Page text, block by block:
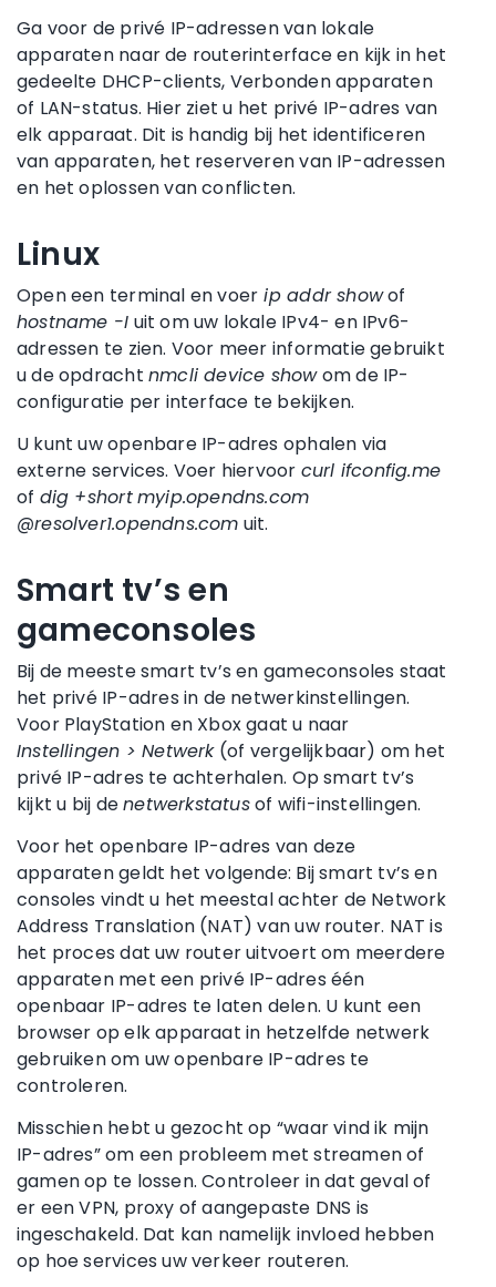
Ga voor de privé IP-adressen van lokale
apparaten naar de routerinterface en kijk in het
gedeelte DHCP-clients, Verbonden apparaten
of LAN-status. Hier ziet u het privé IP-adres van
elk apparaat. Dit is handig bij het identificeren
van apparaten, het reserveren van IP-adressen
en het oplossen van conflicten.
Linux
Open een terminal en voer ip addr showof
hostname -I uit om uw lokale IPv4- en IPv6-
adressen te zien. Voor meer informatie gebruikt
u de opdracht nmcli device showom de IP-
configuratie per interface te bekijken.
U kunt uw openbare IP-adres ophalen via
externe services. Voer hiervoor curl ifconfig.me
of dig +shortmyip.opendns.com
@resolver1.opendns.com uit.
Smart tv’s en
gameconsoles
Bij de meeste smart tv’s en gameconsoles staat
het privé IP-adres in de netwerkinstellingen.
Voor PlayStation en Xbox gaat u naar
Instellingen > Netwerk(of vergelijkbaar) om het
privé IP-adres te achterhalen. Op smart tv’s
kijkt u bij denetwerkstatusof wifi-instellingen.
Voor het openbare IP-adres van deze
apparaten geldt het volgende: Bij smart tv’s en
consoles vindt u het meestal achter de Network
Address Translation (NAT) van uw router. NAT is
het proces dat uw router uitvoert om meerdere
apparaten met een privé IP-adres één
openbaar IP-adres te laten delen. U kunt een
browser op elk apparaat in hetzelfde netwerk
gebruiken om uw openbare IP-adres te
controleren.
Misschien hebt u gezocht op “waar vind ik mijn
IP-adres” om een probleem met streamen of
gamen op te lossen. Controleer in dat geval of
er een VPN, proxy of aangepaste DNS is
ingeschakeld. Dat kan namelijk invloed hebben
op hoe services uw verkeer routeren.